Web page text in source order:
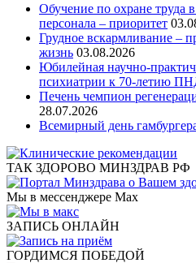
Обучение по охране труда
персонала – приоритет
Грудное вскармливание –
жизнь 03.08.2026
Юбилейная научно-
психиатрии к 70-летию
Печень чемпион
28.07.2026
Всемирный день
ТАК ЗДОРОВО МИНЗДРАВ РФ
Мы в мессенджере Max
ЗАПИСЬ ОНЛАЙН
ГОРДИМСЯ ПОБЕДОЙ